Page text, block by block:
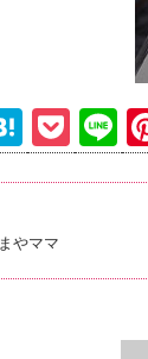
H
at
n
a
P
o
Li
n
まやママ